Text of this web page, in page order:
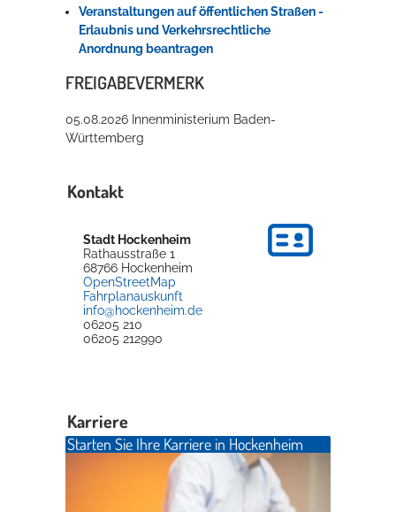
Veranstaltungen auf öffentlichen Straßen -
Erlaubnis und Verkehrsrechtliche
Anordnung beantragen
FREIGABEVERMERK
05.08.2026 Innenministerium Baden-
Württemberg
Kontakt
Stadt Hockenheim
Rathausstraße 1
68766 Hockenheim
OpenStreetMap
Fahrplanauskunft
info@hockenheim.de
06205 210
06205 212990
Karriere
Starten Sie Ihre Karriere in Hockenheim